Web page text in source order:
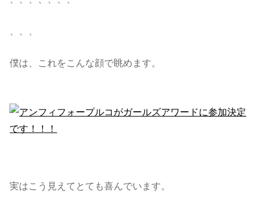
僕は、これをこんな顔で眺めます。
実はこう見えてとても喜んでいます。